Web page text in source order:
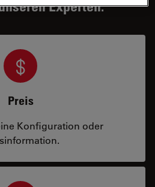
Experten.
Preis
Konfiguration oder